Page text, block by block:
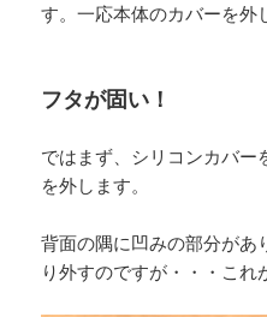
す。一応本体のカバーを外
フタが固い！
ではまず、シリコンカバー
を外します。
背面の隅に凹みの部分があ
り外すのですが・・・これ